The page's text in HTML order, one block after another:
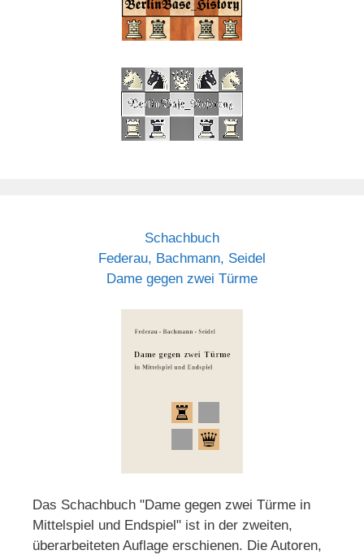
Schachbuch
Federau, Bachmann, Seidel
Dame gegen zwei Türme
Das Schachbuch "Dame gegen zwei Türme in
Mittelspiel und Endspiel" ist in der zweiten,
überarbeiteten Auflage erschienen. Die Autoren,